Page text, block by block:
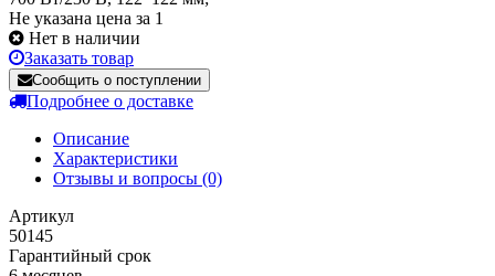
Не указана цена за 1
Нет в наличии
Заказать товар
Сообщить о поступлении
Подробнее о доставке
Описание
Характеристики
Отзывы и вопросы (0)
Артикул
50145
Гарантийный срок